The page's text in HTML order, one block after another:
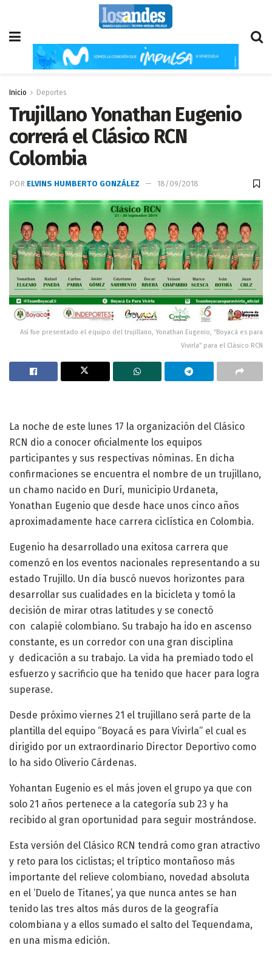
Inicio Deportes
Trujillano Yonathan Eugenio
correrá el Clásico RCN
Colombia
POR ELVINS HUMBERTO GONZÁLEZ 18/09/2018
Así fue presentado el equipo del trujillano, Yonathan Eugenio, “Boyacá es para
Vivirla” para el Clásico RCN
La noche de este lunes 17 la organización del Clásico
RCN dio a conocer oficialmente los equipos
participantes y sus respectivas nóminas. En dicha
confirmaciones se encuentra el nombre de un trujillano,
un chamo nacido en Durí, municipio Urdaneta,
Yonathan Eugenio que desde hace unos cinco años
aproximadamente hace carrera ciclística en Colombia.
Eugenio ha desarrollado una exitosa carrera que
comenzó en los eventos nacionales representando a su
estado Trujillo. Un día buscó nuevos horizontes para
desarrollar sus cualidades en la bicicleta y tomó la
decisión de mirar otras latitudes y se conectó
con calapié colombiano. Su trabajo ha ido en ascenso
constante, es un corredor con una gran disciplina
y dedicación a su trabajo. La vida ha premiado todo el
esfuerzo y sacrificio que ha tenido que hacer para logra
superase.
Desde próximo viernes 21 el trujillano será parte de la
plantilla del equipo “Boyacá es para Vivirla” el cual es
dirigido por un extraordinario Director Deportivo como
lo ha sido Oliverio Cárdenas.
Yohantan Eugenio es el más joven el grupo ya que con
solo 21 años pertenece a la categoría sub 23 y ha
recibido al gran oportunidad para seguir mostrándose.
Esta versión del Clásico RCN tendrá como gran atractivo
y reto para los ciclistas; el tríptico montañoso más
importante del relieve colombiano, novedad absoluta
en el ‘Duelo de Titanes’, ya que nunca antes se han
tenido las tres altos más duros de la geografía
colombiana y a ellos sumado el salto del Tequendama,
en una misma edición.